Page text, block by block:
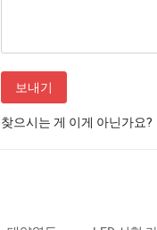
보내기
찾으시는 게 이게 아닌가요?